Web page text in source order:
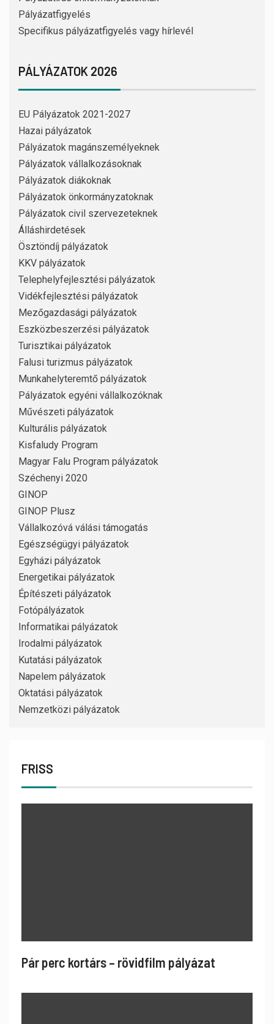
Pályázatfigyelés
Specifikus pályázatfigyelés vagy hírlevél
PÁLYÁZATOK 2026
EU Pályázatok 2021-2027
Hazai pályázatok
Pályázatok magánszemélyeknek
Pályázatok vállalkozásoknak
Pályázatok diákoknak
Pályázatok önkormányzatoknak
Pályázatok civil szervezeteknek
Álláshirdetések
Ösztöndíj pályázatok
KKV pályázatok
Telephelyfejlesztési pályázatok
Vidékfejlesztési pályázatok
Mezőgazdasági pályázatok
Eszközbeszerzési pályázatok
Turisztikai pályázatok
Falusi turizmus pályázatok
Munkahelyteremtő pályázatok
Pályázatok egyéni vállalkozóknak
Művészeti pályázatok
Kulturális pályázatok
Kisfaludy Program
Magyar Falu Program pályázatok
Széchenyi 2020
GINOP
GINOP Plusz
Vállalkozóvá válási támogatás
Egészségügyi pályázatok
Egyházi pályázatok
Energetikai pályázatok
Építészeti pályázatok
Fotópályázatok
Informatikai pályázatok
Irodalmi pályázatok
Kutatási pályázatok
Napelem pályázatok
Oktatási pályázatok
Nemzetközi pályázatok
FRISS
Pár perc kortárs – rövidfilm pályázat